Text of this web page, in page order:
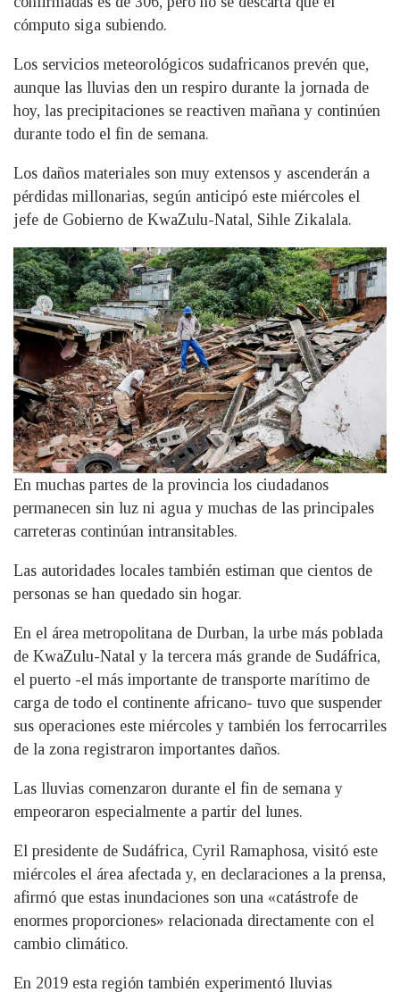
cómputo siga subiendo.
Los servicios meteorológicos sudafricanos prevén que,
aunque las lluvias den un respiro durante la jornada de
hoy, las precipitaciones se reactiven mañana y continúen
durante todo el fin de semana.
Los daños materiales son muy extensos y ascenderán a
pérdidas millonarias, según anticipó este miércoles el
jefe de Gobierno de KwaZulu-Natal, Sihle Zikalala.
En muchas partes de la provincia los ciudadanos
permanecen sin luz ni agua y muchas de las principales
carreteras continúan intransitables.
Las autoridades locales también estiman que cientos de
personas se han quedado sin hogar.
En el área metropolitana de Durban, la urbe más poblada
de KwaZulu-Natal y la tercera más grande de Sudáfrica,
el puerto -el más importante de transporte marítimo de
carga de todo el continente africano- tuvo que suspender
sus operaciones este miércoles y también los ferrocarriles
de la zona registraron importantes daños.
Las lluvias comenzaron durante el fin de semana y
empeoraron especialmente a partir del lunes.
El presidente de Sudáfrica, Cyril Ramaphosa, visitó este
miércoles el área afectada y, en declaraciones a la prensa,
afirmó que estas inundaciones son una «catástrofe de
enormes proporciones» relacionada directamente con el
cambio climático.
En 2019 esta región también experimentó lluvias